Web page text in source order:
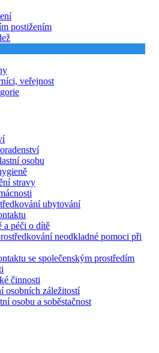
postižením
veřejnost
osobu
stravy
ubytování
a péči o dítě
neodkladné pomoci při
se společenským prostředím
činnosti
osobních záležitostí
osobu a soběstačnost